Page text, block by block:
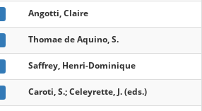
Angotti, Claire
Thomae de Aquino, S.
Saffrey, Henri-Dominique
Caroti, S.; Celeyrette, J. (eds.)